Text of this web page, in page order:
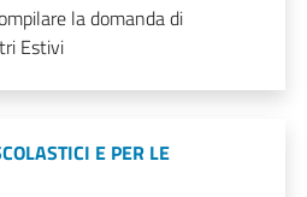
la domanda di
Estivi
E PER LE